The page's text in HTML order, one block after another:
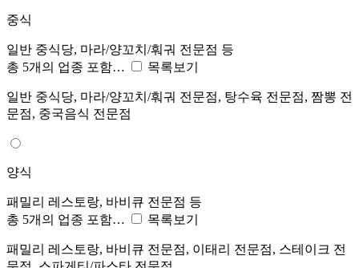
중식
일반 중식당, 마라/양꼬치/훠궈 전문점 등
총 5개의 업종 포함…
목록보기
일반 중식당, 마라/양꼬치/훠궈 전문점, 탕수육 전문점, 짬뽕 전
문점, 중국음식 전문점
양식
패밀리 레스토랑, 바비큐 전문점 등
총 5개의 업종 포함…
목록보기
패밀리 레스토랑, 바비큐 전문점, 이태리 전문점, 스테이크 전